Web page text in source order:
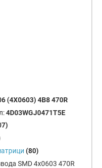
(4X0603) 4B8 470R
4D03WGJ0471T5E
(80)
SMD 4x0603 470R